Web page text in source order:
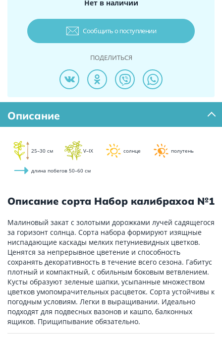
Нет в наличии
Сообщить о поступлении
ПОДЕЛИТЬСЯ
Описание
25–30 см V–IX солнце полутень
длина побегов 50–60 см
Описание сорта Набор калибрахоа №1
Малиновый закат с золотыми дорожками лучей садящегося
за горизонт солнца. Сорта набора формируют изящные
ниспадающие каскады мелких петуниевидных цветков.
Ценятся за непрерывное цветение и способность
сохранять декоративность в течение всего сезона. Габитус
плотный и компактный, с обильным боковым ветвлением.
Кусты образуют зеленые шапки, усыпанные множеством
цветков умопомрачительных расцветок. Сорта устойчивы к
погодным условиям. Легки в выращивании. Идеально
подходят для подвесных вазонов и кашпо, балконных
ящиков. Прищипывание обязательно.